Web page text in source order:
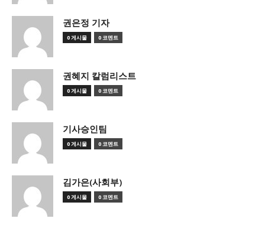
권은정 기자
0 게시물 0 코멘트
권혜지 칼럼리스트
0 게시물 0 코멘트
기사승인팀
0 게시물 0 코멘트
김가은(사회부)
0 게시물 0 코멘트